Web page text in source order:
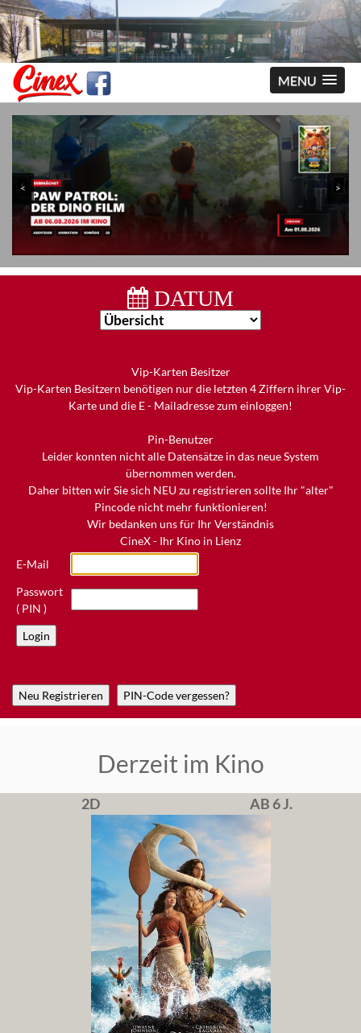
MENU
< >
DATUM
Vip-Karten Besitzer
Vip-Karten Besitzern benötigen nur die letzten 4 Ziffern ihrer Vip-
Karte und die E - Mailadresse zum einloggen!
Pin-Benutzer
Leider konnten nicht alle Datensätze in das neue System
übernommen werden.
Daher bitten wir Sie sich NEU zu registrieren sollte Ihr "alter"
Pincode nicht mehr funktionieren!
Wir bedanken uns für Ihr Verständnis
CineX - Ihr Kino in Lienz
E-Mail
Passwort
( PIN )
Derzeit im Kino
2D AB 6 J.